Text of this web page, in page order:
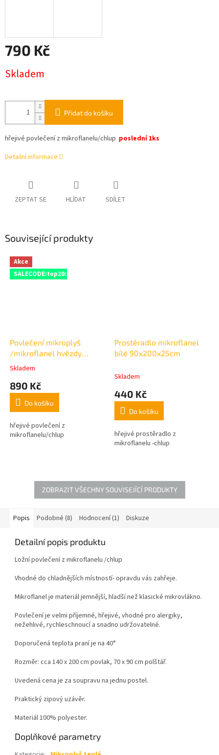
790 Kč
cena:
Skladem
Přidat do košíku
hřejivé povlečení z mikroflanelu/chlup poslední 1ks
Detailní informace
ZEPTAT SE HLÍDAT SDÍLET
Související produkty
Akce
SALECODE:top20:20:%
Povlečení mikroplyš
/mikroflanel hvězdy
světle růžové
Průměrné
produktu
5,0
5
hvězdiček.
Skladem
890 Kč
Do košíku
hřejivé povlečení z
mikroflanelu/chlup
Prostěradlo mikroflanel
bílé 90x200x25cm
Skladem
440 Kč
Do košíku
hřejivé prostěradlo z
mikroflanelu -chlup
ZOBRAZIT VŠECHNY SOUVISEJÍCÍ PRODUKTY
Popis Podobné (8) Hodnocení (1) Diskuze
Detailní popis produktu
Ložní povlečení z mikroflanelu /chlup
Vhodné do chladnějších místností- opravdu vás zahřeje.
Mikroflanel je materiál jemnější, hladší než klasické mikrovlákno.
Povlečení je velmi příjemné, hřejivé, vhodné pro alergiky,
nežehlivé, rychleschnoucí a snadno udržovatelné.
Doporučená teplota praní je na 40°
Rozměr: cca 140 x 200 cm povlak, 70 x 90 cm polštář.
Uvedená cena je za soupravu na jednu postel.
Praktický zipový uzávěr.
Materiál 100% polyester.
Doplňkové parametry